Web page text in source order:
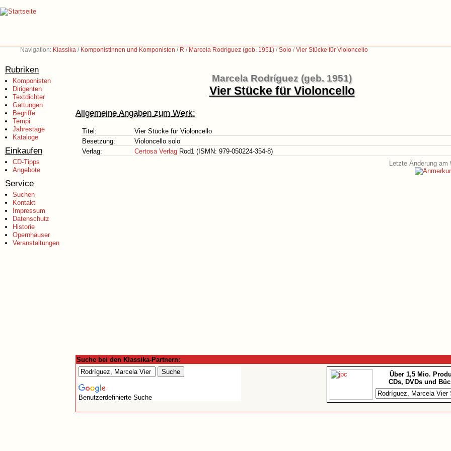
Navigation: Klassika / Komponistinnen und Komponisten / R / Marcela Rodríguez (geb. 1951) /Solo /Vier Stücke für Violoncello
Rubriken
Komponisten
Dirigenten
Textdichter
Gattungen
Begriffe
Tempi
Jahrestage
Kataloge
Einkaufen
CD-Tipps
Angebote
Service
Suchen
Kontakt
Impressum
Datenschutz
Historie
Opernhäuser
Veranstaltungen
Marcela Rodríguez (geb. 1951)
Vier Stücke für Violoncello
Allgemeine Angaben zum Werk:
Titel:
Vier Stücke für Violoncello
Besetzung:
Violoncello solo
Verlag:
Certosa Verlag Rod1 (ISMN: 979-050224-354-8)
Letzte Änderung am
Suche bei den Klassika-Partnern:
Benutzerdefinierte Suche
Über 1,5 Mio.
CDs, DVDs und